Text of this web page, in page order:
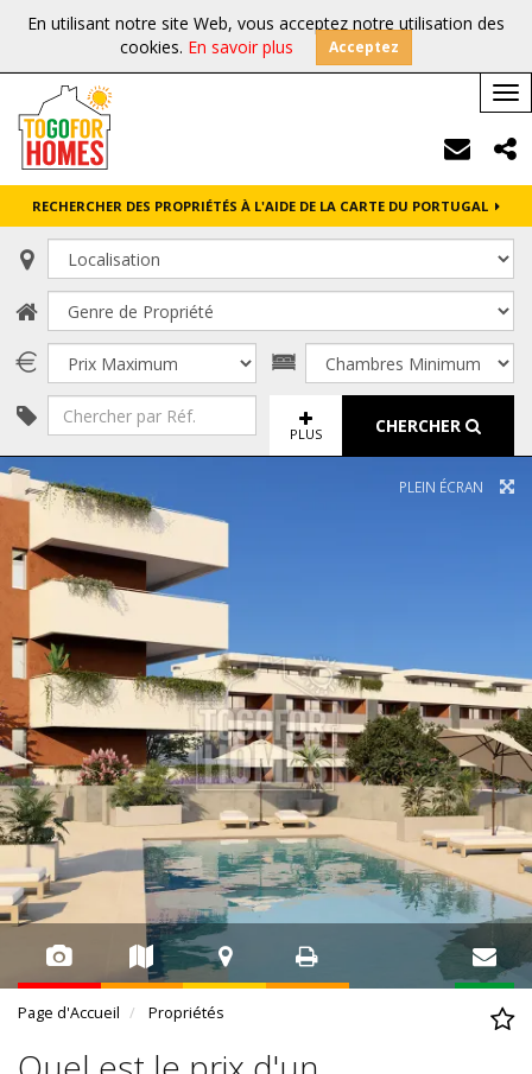
En utilisant notre site Web, vous acceptez notre utilisation des
cookies. En savoir plus Acceptez
RECHERCHER DES PROPRIÉTÉS À L'AIDE DE LA CARTE DU PORTUGAL
PLUS CHERCHER
PLEIN ÉCRAN
Page d'Accueil Propriétés